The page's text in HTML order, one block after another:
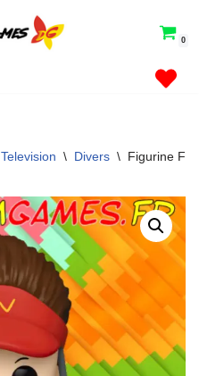
0
Television \ Divers \ Figurine